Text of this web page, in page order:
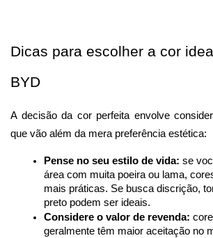
Dicas para escolher a cor
BYD
A decisão da cor perfeita envolve
que vão além da mera preferência estética:
Pense no seu estilo de vida: se
área com muita poeira ou lama,
mais práticas. Se busca discrição,
preto podem ser ideais.
Considere o valor de revenda:
geralmente têm maior aceitação no